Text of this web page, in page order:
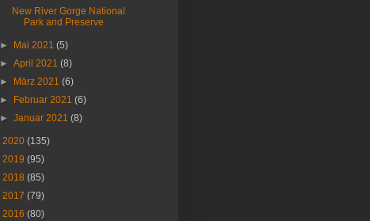
New River Gorge National
Park and Preserve
► Mai 2021(5)
►April 2021(8)
►
März 2021(6)
►
Februar 2021(6)
►Januar 2021(8)
2020 (135)
2019 (95)
2018 (85)
2017 (79)
2016 (80)